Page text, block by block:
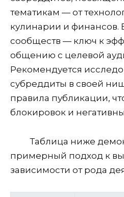
тематикам — от
кулинарии и
сообществ — ключ к
общению с целевой
Рекомендуется
субреддиты в своей
правила публикации,
блокировок и
Таблица ниже
примерный подход к
зависимости от рода